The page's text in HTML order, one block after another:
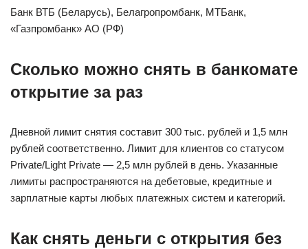
Банк ВТБ (Беларусь), Белагропромбанк, МТБанк,
«Газпромбанк» АО (РФ)
Сколько можно снять в банкомате
открытие за раз
Дневной лимит снятия составит 300 тыс. рублей и 1,5 млн
рублей соответственно. Лимит для клиентов со статусом
Private/Light Private — 2,5 млн рублей в день. Указанные
лимиты распространяются на дебетовые, кредитные и
зарплатные карты любых платежных систем и категорий.
Как снять деньги с открытия без